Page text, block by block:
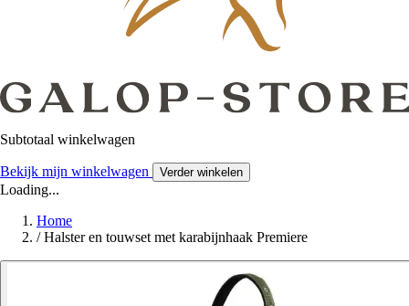
Subtotaal winkelwagen
Bekijk mijn winkelwagen Verder winkelen
Loading...
Home
/ Halster en touwset met karabijnhaak Premiere